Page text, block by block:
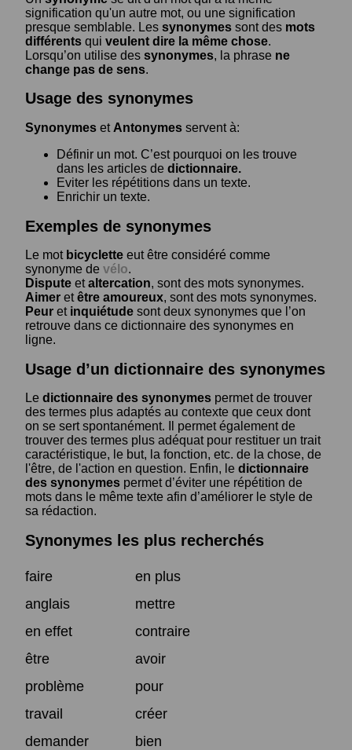
signification qu'un autre mot, ou une signification
presque semblable. Les synonymes sont des mots
différents qui veulent dire la même chose.
Lorsqu’on utilise des synonymes, la phrase ne
change pas de sens.
Usage des synonymes
Synonymes et Antonymes servent à:
Définir un mot. C’est pourquoi on les trouve
dans les articles de dictionnaire.
Eviter les répétitions dans un texte.
Enrichir un texte.
Exemples de synonymes
Le mot bicyclette eut être considéré comme
synonyme de vélo.
Dispute etaltercation, sont des mots synonymes.
Aimer etêtre amoureux, sont des mots synonymes.
Peur et inquiétude sont deux synonymes que l’on
retrouve dans ce dictionnaire des synonymes en
ligne.
Usage d’un dictionnaire des synonymes
Le dictionnaire des synonymes permet de trouver
des termes plus adaptés au contexte que ceux dont
on se sert spontanément. Il permet également de
trouver des termes plus adéquat pour restituer un trait
caractéristique, le but, la fonction, etc. de la chose, de
l'être, de l'action en question. Enfin, le dictionnaire
des synonymes permet d’éviter une répétition de
mots dans le même texte afin d’améliorer le style de
sa rédaction.
Synonymes les plus recherchés
faire
en plus
anglais
mettre
en effet
contraire
être
avoir
problème
pour
travail
créer
demander
bien